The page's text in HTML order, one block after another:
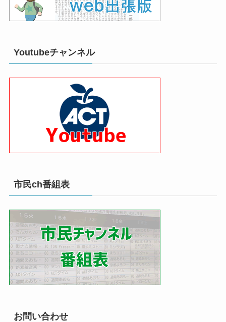
Youtubeチャンネル
市民ch番組表
お問い合わせ